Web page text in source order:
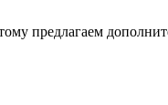
предлагаем